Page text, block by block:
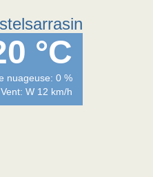
°C
nuageuse: 0 %
Vent: W 12 km/h